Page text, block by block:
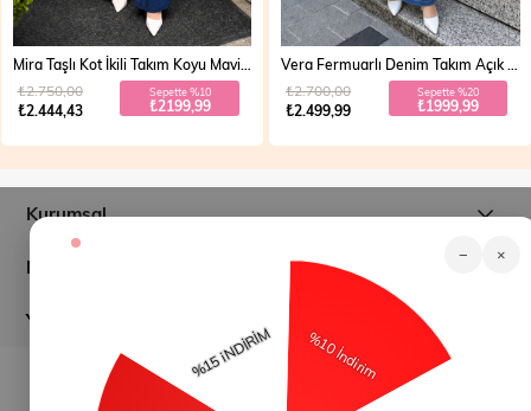
Mira Taşlı Kot İkili Takım Koyu Mavi 19286
₺2.444,43
₺2.750,00 Sepette %10
₺2199,99 ₺2.499,99
₺2.700,00 Sepette %20
₺1999,99
Kurumsal
Müşteri İlişkileri
Yardım
− ×